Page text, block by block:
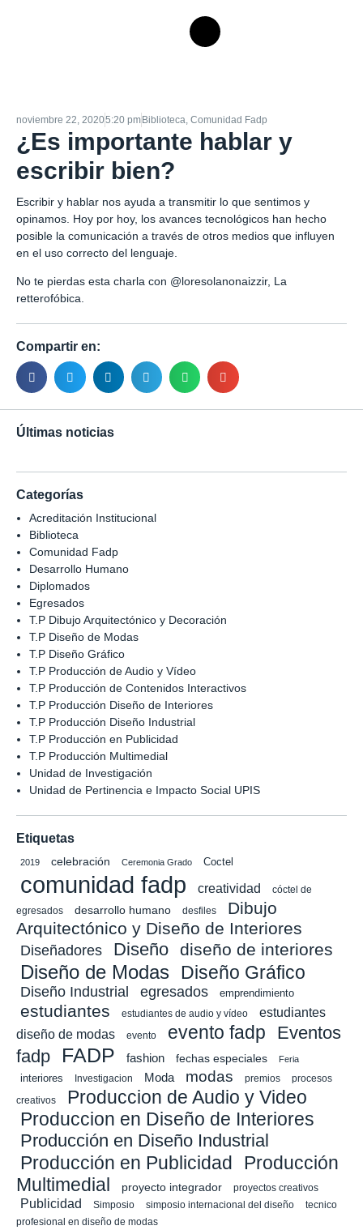
noviembre 22, 20205:20 pm Biblioteca, Comunidad Fadp
¿Es importante hablar y
escribir bien?
Escribir y hablar nos ayuda a transmitir lo que sentimos y
opinamos. Hoy por hoy, los avances tecnológicos han hecho
posible la comunicación a través de otros medios que influyen
en el uso correcto del lenguaje.
No te pierdas esta charla con @loresolanonaizzir, La
retterofóbica.
Compartir en:
Últimas noticias
Categorías
Acreditación Institucional
Biblioteca
Comunidad Fadp
Desarrollo Humano
Diplomados
Egresados
T.P Dibujo Arquitectónico y Decoración
T.P Diseño de Modas
T.P Diseño Gráfico
T.P Producción de Audio y Vídeo
T.P Producción de Contenidos Interactivos
T.P Producción Diseño de Interiores
T.P Producción Diseño Industrial
T.P Producción en Publicidad
T.P Producción Multimedial
Unidad de Investigación
Unidad de Pertinencia e Impacto Social UPIS
Etiquetas
2019 celebración Ceremonia Grado Coctel
comunidad fadp creatividad
cóctel de
egresados
desarrollo humano desfiles
Dibujo
Arquitectónico y Diseño de Interiores
Diseñadores Diseño diseño de interiores
Diseño de Modas Diseño Gráfico
Diseño Industrial egresados emprendimiento
estudiantes estudiantes de audio y vídeo
estudiantes
diseño de modas
evento evento fadp
Eventos
fadp
FADP fashion fechas especiales Feria
interiores Investigacion Moda modas premios procesos
creativos Produccion de Audio y Video
Produccion en Diseño de Interiores
Producción en Diseño Industrial
Producción en Publicidad
Producción
Multimedial
proyecto integrador proyectos creativos
Publicidad Simposio simposio internacional del diseño
tecnico
profesional en diseño de modas